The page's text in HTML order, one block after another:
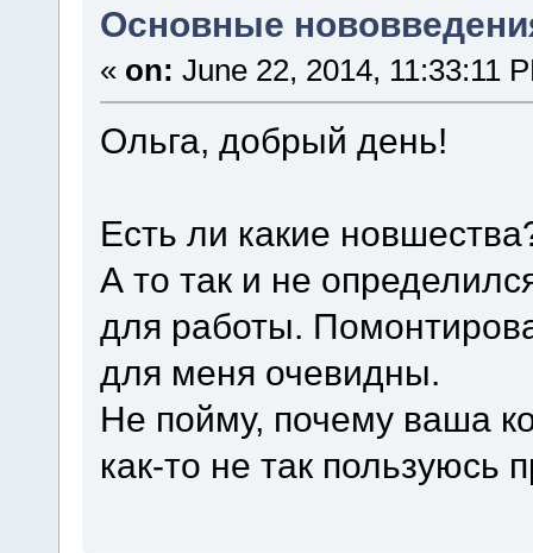
Основные
« on: June 22, 2014, 11:33:11
Ольга, добрый день!
Есть ли какие
А то так и не
для работы.
для меня очевидны.
Не пойму, почему ваша
как-то не так пользуюсь